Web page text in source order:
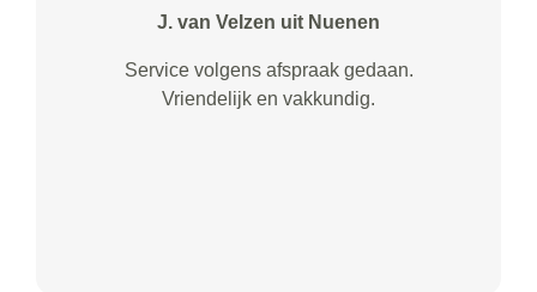
J. van Velzen uit Nuenen
Service volgens afspraak gedaan.
Vriendelijk en vakkundig.